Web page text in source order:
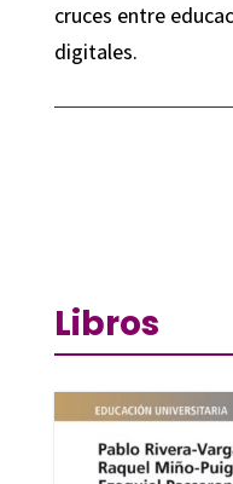
cruces entre
digitales.
Libros